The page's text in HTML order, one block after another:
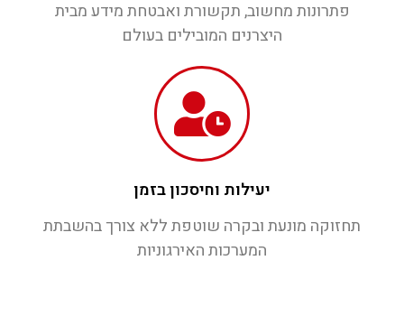
פתרונות מחשוב, תקשורת ואבטחת מידע מבית
היצרנים המובילים בעולם
יעילות וחיסכון בזמן
תחזוקה מונעת ובקרה שוטפת ללא צורך בהשבתת
המערכות האירגוניות